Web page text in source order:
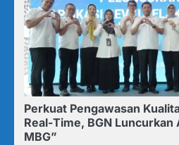
Perkuat Pengawasan
Real-Time, BGN Luncurkan
MBG”